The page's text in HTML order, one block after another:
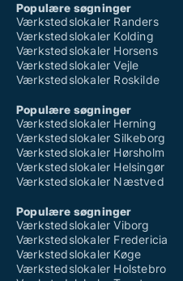
Populære søgninger
Værkstedslokaler Randers
Værkstedslokaler Kolding
Værkstedslokaler Horsens
Værkstedslokaler Vejle
Værkstedslokaler Roskilde
Populære søgninger
Værkstedslokaler Herning
Værkstedslokaler Silkeborg
Værkstedslokaler Hørsholm
Værkstedslokaler Helsingør
Værkstedslokaler Næstved
Populære søgninger
Værkstedslokaler Viborg
Værkstedslokaler Fredericia
Værkstedslokaler Køge
Værkstedslokaler Holstebro